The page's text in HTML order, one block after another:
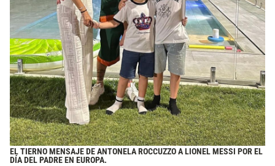
EL TIERNO MENSAJE DE ANTONELA ROCCUZZO A LIONEL MESSI POR EL
DÍA DEL PADRE EN EUROPA.